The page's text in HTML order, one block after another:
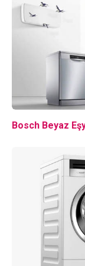
Bosch Beyaz